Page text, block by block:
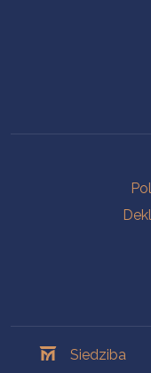
Siedziba